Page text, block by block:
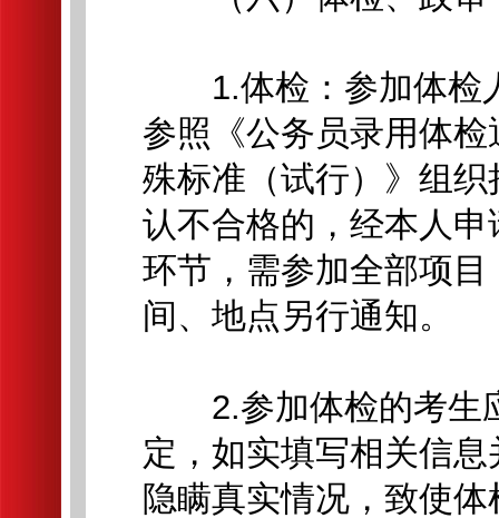
1.体检：参加体检
参照《公务员录用体
殊标准（试行）》组
认不合格的，经本人
环节，需参加全部项
间、地点另行通知。
2.参加体检的考生
定，如实填写相关信
隐瞒真实情况，致使